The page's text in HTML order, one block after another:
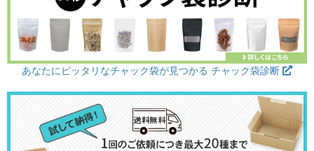
あなたにピッタリなチャック袋が見つかる チャック袋診断